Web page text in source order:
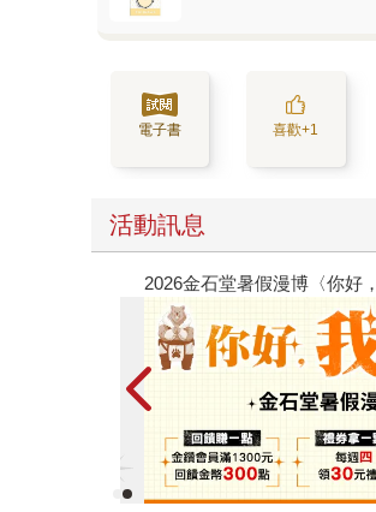
電子書 喜歡+1
活動訊息
春光ｘ奇幻基地｜全書系展